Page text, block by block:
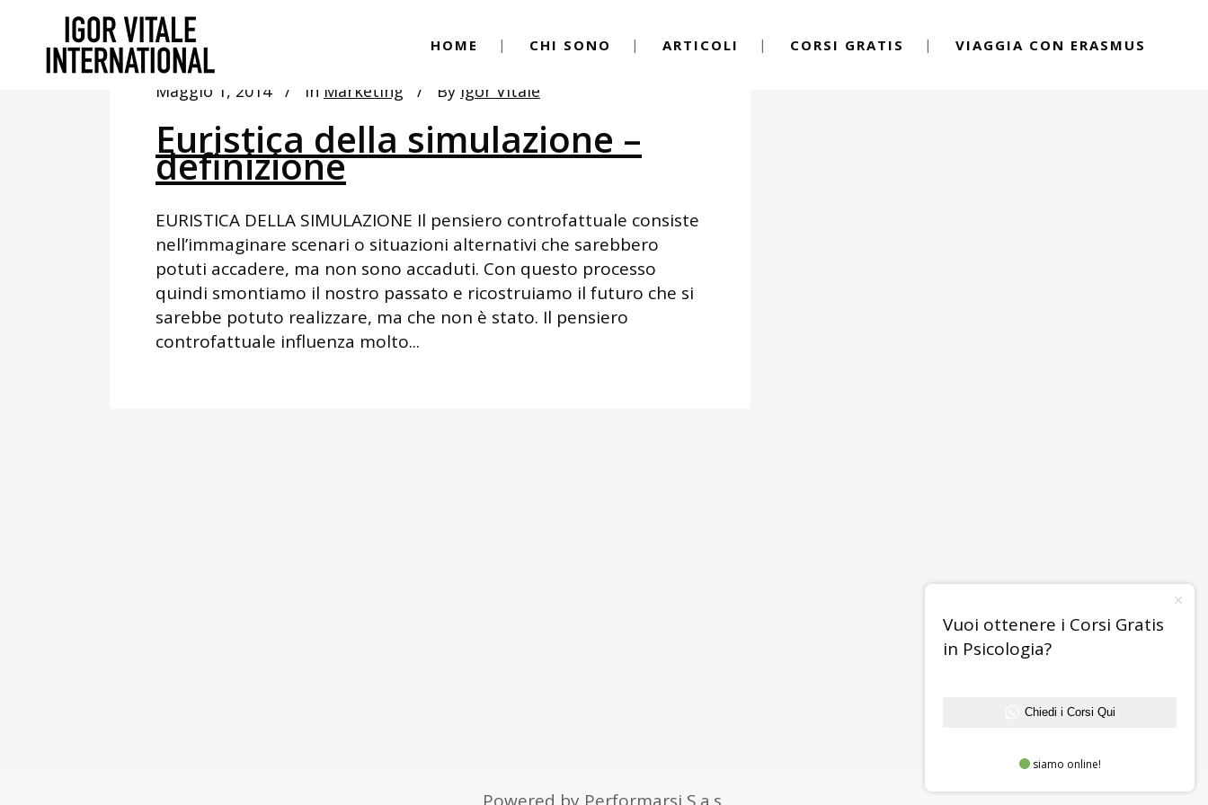
HOME CHI SONO ARTICOLI CORSI GRATIS VIAGGIA CON ERASMUS
Maggio 1, 2014 In Marketing By Igor Vitale
Euristica della simulazione –
definizione
EURISTICA DELLA SIMULAZIONE Il pensiero controfattuale consiste
nell’immaginare scenari o situazioni alternativi che sarebbero
potuti accadere, ma non sono accaduti. Con questo processo
quindi smontiamo il nostro passato e ricostruiamo il futuro che si
sarebbe potuto realizzare, ma che non è stato. Il pensiero
controfattuale influenza molto...
Vuoi ottenere i Corsi Gratis
in Psicologia?
Chiedi i Corsi Qui
siamo online!